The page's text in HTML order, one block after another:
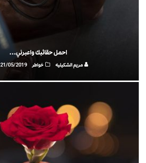
احمل حقائبك واعبرني…
مريم الشكيليه خواطر 21/05/2019